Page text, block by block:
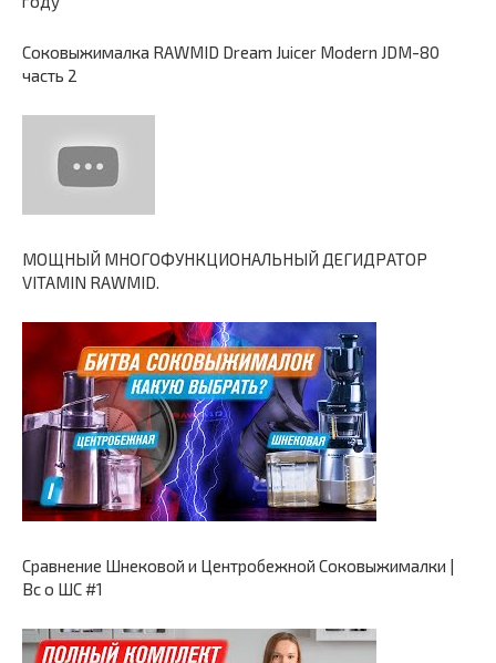
Соковыжималка RAWMID Dream Juicer Modern JDM-80
часть 2
МОЩНЫЙ МНОГОФУНКЦИОНАЛЬНЫЙ ДЕГИДРАТОР
VITAMIN RAWMID.
Сравнение Шнековой и Центробежной Соковыжималки |
Вс о ШС #1